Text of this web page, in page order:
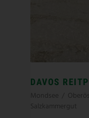
DAVOS
Mondsee
Salzkammergut